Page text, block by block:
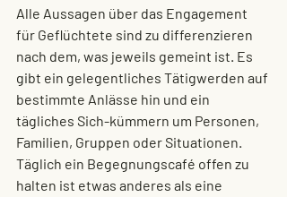
Alle Aussagen über das Engagement
für Geflüchtete sind zu differenzieren
nach dem, was jeweils gemeint ist. Es
gibt ein gelegentliches Tätigwerden auf
bestimmte Anlässe hin und ein
tägliches Sich-kümmern um Personen,
Familien, Gruppen oder Situationen.
Täglich ein Begegnungscafé offen zu
halten ist etwas anderes als eine